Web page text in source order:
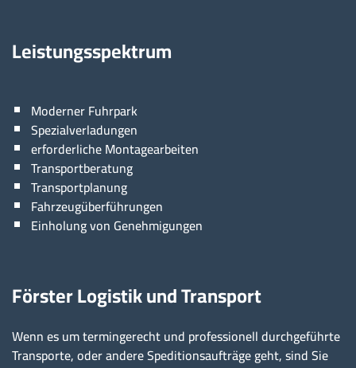
Leistungsspektrum
Moderner Fuhrpark
Spezialverladungen
erforderliche Montagearbeiten
Transportberatung
Transportplanung
Fahrzeugüberführungen
Einholung von Genehmigungen
Förster Logistik und Transport
Wenn es um termingerecht und professionell durchgeführte
Transporte, oder andere Speditionsaufträge geht, sind Sie